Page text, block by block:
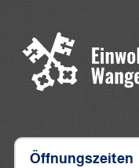
Öffnungszeiten